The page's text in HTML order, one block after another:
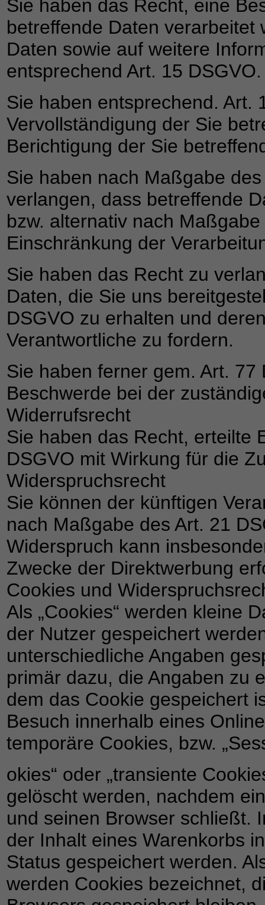
Sie haben das Recht, eine
betreffende Daten verarbeitet
Daten sowie auf weitere
entsprechend Art. 15 DSGVO.
Sie haben entsprechend. Art.
Vervollständigung der Sie
Berichtigung der Sie
Sie haben nach Maßgabe
verlangen, dass betreffende
bzw. alternativ nach
Einschränkung der
Sie haben das Recht zu
Daten, die Sie uns
DSGVO zu erhalten und
Verantwortliche zu fordern.
Sie haben ferner gem. Art.
Beschwerde bei der
Widerrufsrecht
Sie haben das Recht, erteilte
DSGVO mit Wirkung für die
Widerspruchsrecht
Sie können der künftigen
nach Maßgabe des Art. 21
Widerspruch kann
Zwecke der Direktwerbung
Cookies und
Als „Cookies“ werden kleine
der Nutzer gespeichert
unterschiedliche Angaben
primär dazu, die Angaben zu
dem das Cookie gespeichert
Besuch innerhalb eines
temporäre Cookies, bzw.
okies“ oder „transiente
gelöscht werden, nachdem
und seinen Browser schließt.
der Inhalt eines Warenkorbs
Status gespeichert werden.
werden Cookies bezeichnet,